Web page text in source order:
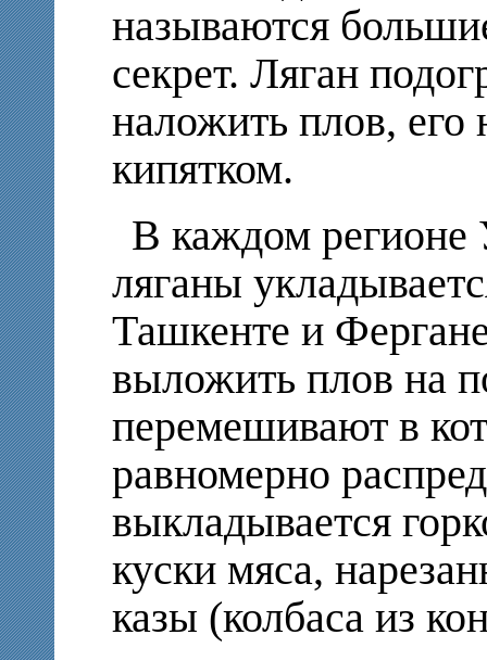
называются
секрет. Ляган
наложить плов,
кипятком.
В каждом регионе
ляганы
Ташкенте и
выложить плов на
перемешивают в
равномерно
выкладывается
куски мяса,
казы (колбаса из